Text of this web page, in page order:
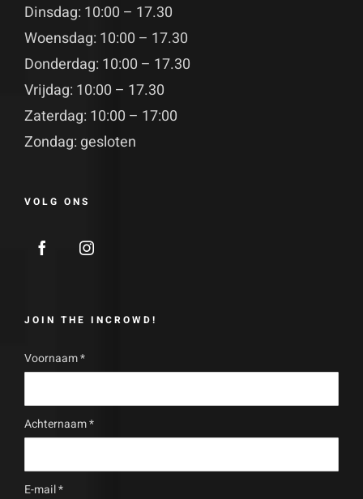
Dinsdag: 10:00 – 17.30
Woensdag: 10:00 – 17.30
Donderdag: 10:00 – 17.30
Vrijdag: 10:00 – 17.30
Zaterdag: 10:00 – 17:00
Zondag: gesloten
VOLG ONS
JOIN THE INCROWD!
Voornaam*
Achternaam*
E-mail*